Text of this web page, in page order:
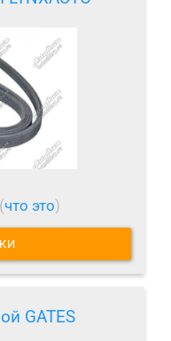
(что это)
GATES